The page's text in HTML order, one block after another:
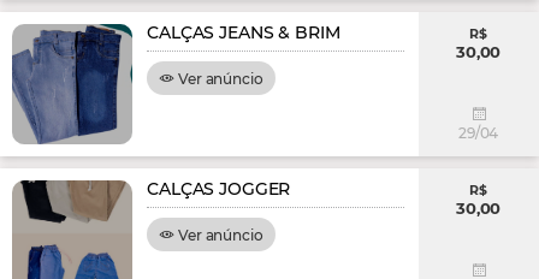
CALÇAS JEANS & BRIM
Ver anúncio
R$
30,00
29/04
CALÇAS JOGGER
Ver anúncio
R$
30,00